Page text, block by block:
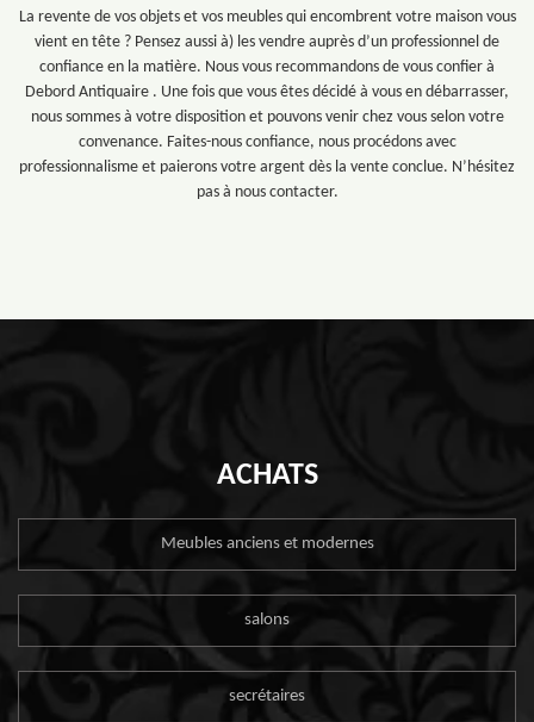
La revente de vos objets et vos meubles qui encombrent votre maison vous
vient en tête ? Pensez aussi à) les vendre auprès d’un professionnel de
confiance en la matière. Nous vous recommandons de vous confier à
Debord Antiquaire . Une fois que vous êtes décidé à vous en débarrasser,
nous sommes à votre disposition et pouvons venir chez vous selon votre
convenance. Faites-nous confiance, nous procédons avec
professionnalisme et paierons votre argent dès la vente conclue. N’hésitez
pas à nous contacter.
ACHATS
Meubles anciens et modernes
salons
secrétaires